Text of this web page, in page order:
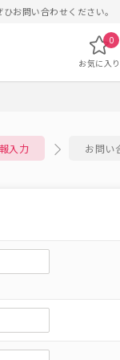
お問い合わせください。
お気に入り
0
入力 お問い